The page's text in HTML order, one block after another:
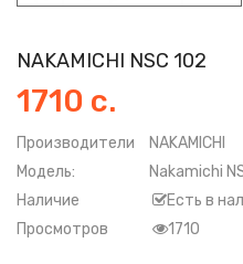
NAKAMICHI NSC 102
1710 с.
Производители
NAKAMICHI
Модель:
Nakamichi
Наличие
Есть в
Просмотров
1710